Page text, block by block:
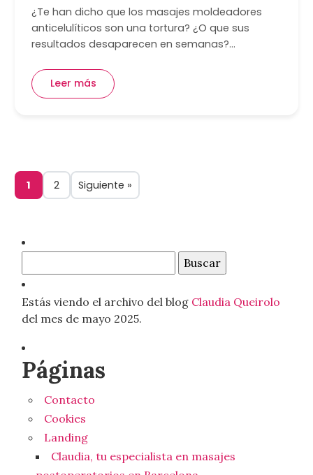
¿Te han dicho que los masajes moldeadores
anticelulíticos son una tortura? ¿O que sus
resultados desaparecen en semanas?…
Leer más
dePágina
1
Página
2 Siguiente »
Estás viendo el archivo del blog Claudia Queirolo
del mes de mayo 2025.
Páginas
Contacto
Cookies
Landing
Claudia, tu especialista en masajes